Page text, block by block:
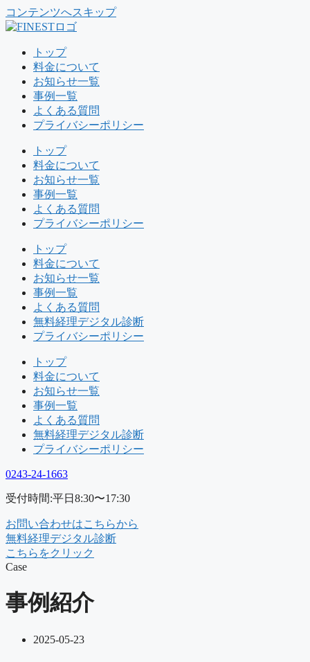
コンテンツへスキップ
トップ
料金について
お知らせ一覧
事例一覧
よくある質問
プライバシーポリシー
トップ
料金について
お知らせ一覧
事例一覧
よくある質問
プライバシーポリシー
トップ
料金について
お知らせ一覧
事例一覧
よくある質問
無料経理デジタル診断
プライバシーポリシー
トップ
料金について
お知らせ一覧
事例一覧
よくある質問
無料経理デジタル診断
プライバシーポリシー
0243-24-1663
受付時間:平日8:30〜17:30
お問い合わせはこちらから
無料経理デジタル診断
こちらをクリック
Case
事例紹介
2025-05-23